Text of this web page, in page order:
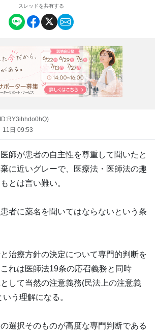
スレッドを共有する
11日 09:53
師が患者の自主性を尊重して聞いたと
に近いグレーで、医療法・医師法の趣
とは言い難い。
者に薬名を聞いてはならないという条
治療方針の決定について専門的判断を
れは医師法19条の応召義務と同時
して当然の注意義務(民法上の注意義
う理解になる。
選択そのものが高度な専門判断である